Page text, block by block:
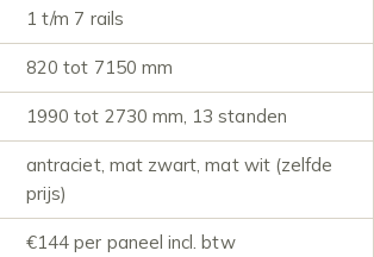
1 t/m 7 rails
820 tot 7150 mm
1990 tot 2730 mm, 13 standen
antraciet, mat zwart, mat wit (zelfde
prijs)
€144 per paneel incl. btw